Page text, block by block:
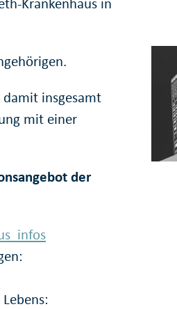
damit insgesamt
mit einer
der